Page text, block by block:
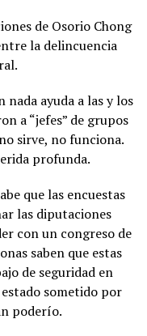
de Osorio Chong
la delincuencia
nada ayuda a las y los
a “jefes” de grupos
sirve, no funciona.
profunda.
que las encuestas
las diputaciones
con un congreso de
saben que estas
de seguridad en
sometido por
poderío.